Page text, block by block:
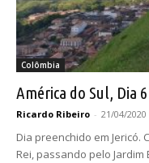
Colômbia
América do Sul, Dia
Ricardo Ribeiro - 21/04/2020
Dia preenchido em Jericó.
Rei, passando pelo